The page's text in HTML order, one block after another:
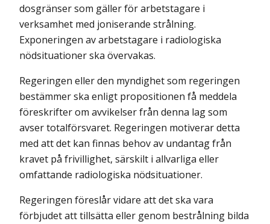
dosgränser som gäller för arbetstagare i
verksamhet med joniserande strålning.
Exponeringen av arbetstagare i radiologiska
nödsituationer ska övervakas.
Regeringen eller den myndighet som regeringen
bestämmer ska enligt propositionen få meddela
föreskrifter om avvikelser från denna lag som
avser totalförsvaret. Regeringen motiverar detta
med att det kan finnas behov av undantag från
kravet på frivillighet, särskilt i allvarliga eller
omfattande radiologiska nödsituationer.
Regeringen föreslår vidare att det ska vara
förbjudet att tillsätta eller genom bestrålning bilda